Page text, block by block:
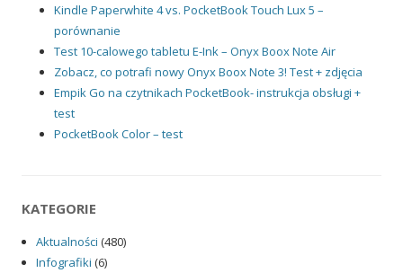
Kindle Paperwhite 4 vs. PocketBook Touch Lux 5 –
porównanie
Test 10-calowego tabletu E-Ink – Onyx Boox Note Air
Zobacz, co potrafi nowy Onyx Boox Note 3! Test + zdjęcia
Empik Go na czytnikach PocketBook- instrukcja obsługi +
test
PocketBook Color – test
KATEGORIE
Aktualności (480)
Infografiki (6)